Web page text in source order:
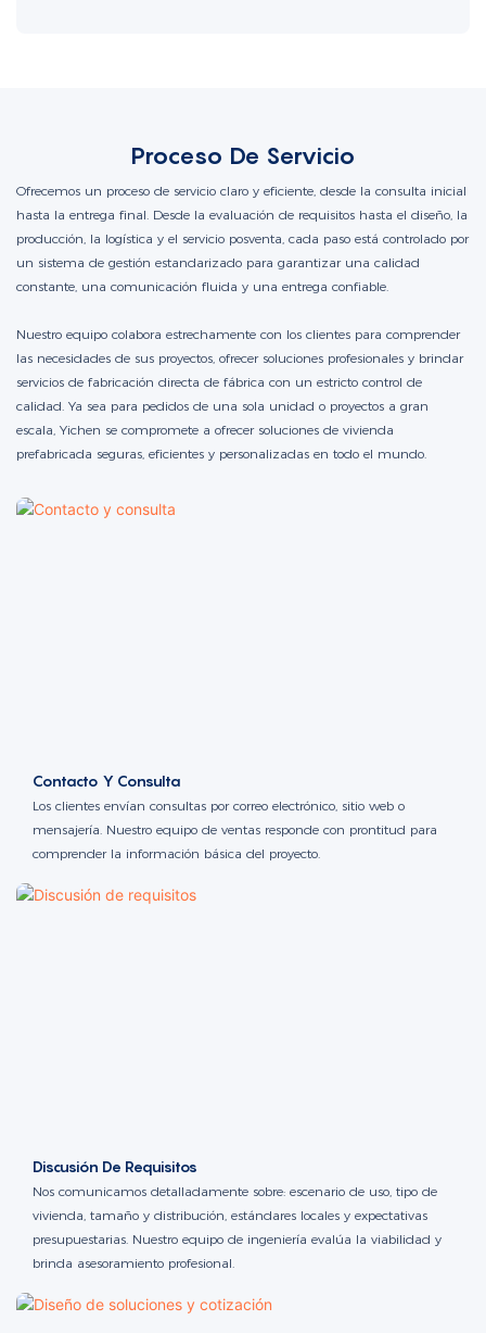
Proceso De Servicio
Ofrecemos un proceso de servicio claro y eficiente, desde la consulta inicial
hasta la entrega final. Desde la evaluación de requisitos hasta el diseño, la
producción, la logística y el servicio posventa, cada paso está controlado por
un sistema de gestión estandarizado para garantizar una calidad
constante, una comunicación fluida y una entrega confiable.
Nuestro equipo colabora estrechamente con los clientes para comprender
las necesidades de sus proyectos, ofrecer soluciones profesionales y brindar
servicios de fabricación directa de fábrica con un estricto control de
calidad. Ya sea para pedidos de una sola unidad o proyectos a gran
escala, Yichen se compromete a ofrecer soluciones de vivienda
prefabricada seguras, eficientes y personalizadas en todo el mundo.
Contacto Y Consulta
Los clientes envían consultas por correo electrónico, sitio web o
mensajería. Nuestro equipo de ventas responde con prontitud para
comprender la información básica del proyecto.
Discusión De Requisitos
Nos comunicamos detalladamente sobre: ​​escenario de uso, tipo de
vivienda, tamaño y distribución, estándares locales y expectativas
presupuestarias. Nuestro equipo de ingeniería evalúa la viabilidad y
brinda asesoramiento profesional.